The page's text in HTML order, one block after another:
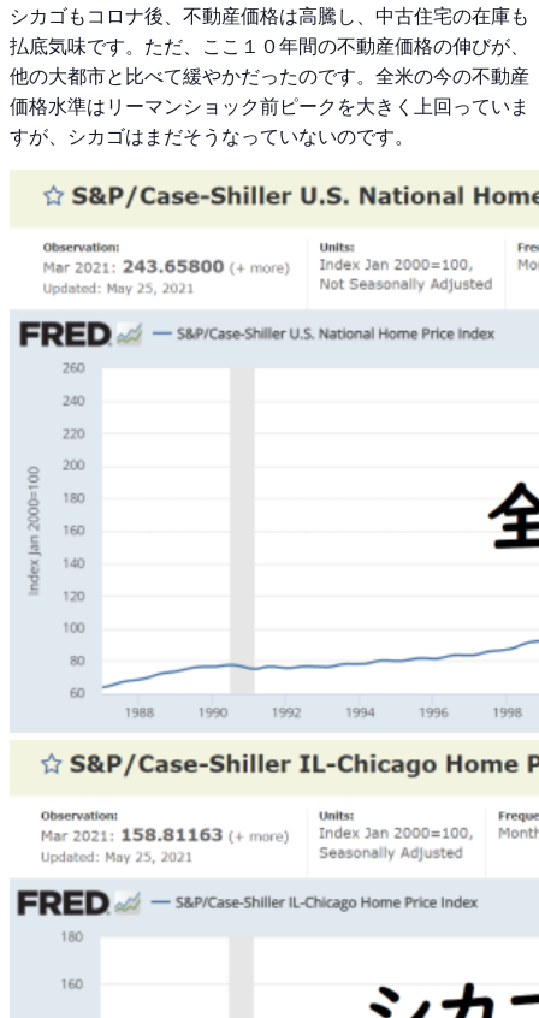
シカゴもコロナ後、不動産価格は高騰し、中古住宅の在庫も
払底気味です。ただ、ここ１０年間の不動産価格の伸びが、
他の大都市と比べて緩やかだったのです。全米の今の不動産
価格水準はリーマンショック前ピークを大きく上回っていま
すが、シカゴはまだそうなっていないのです。